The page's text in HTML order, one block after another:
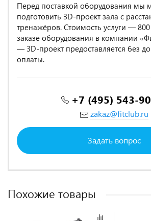
Перед поставкой оборудования мы
подготовить 3D-проект зала с
тренажёров. Стоимость услуги —
заказе оборудования в компании
— 3D-проект предоставляется без
оплаты.
+7 (495) 543-
zakaz@fitclub.ru
Задать вопрос
Похожие товары